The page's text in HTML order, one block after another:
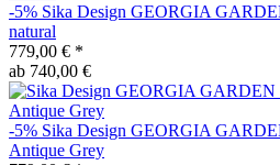
-5% Sika Design GEORGIA
natural
779,00 € *
ab 740,00 €
-5% Sika Design GEORGIA
Antique Grey